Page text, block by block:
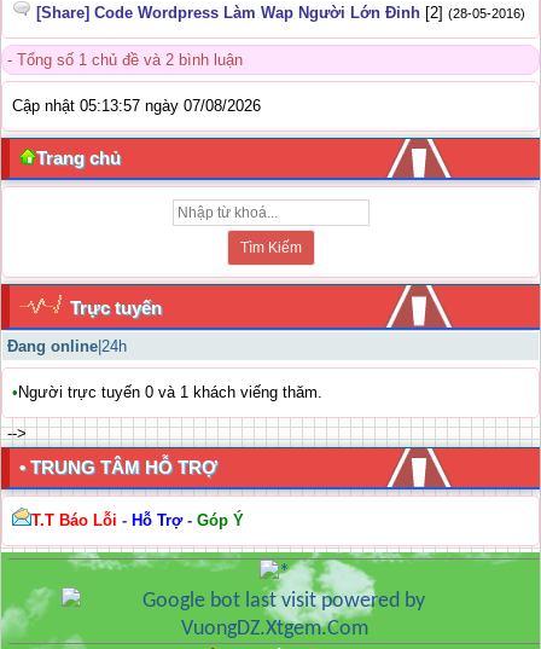
[Share] Code Wordpress Làm Wap Người Lớn Đỉnh [2] (28-05-2016)
- Tổng số 1 chủ đề và 2 bình luận
Cập nhật 05:13:57 ngày 07/08/2026
Trang chủ
Trực tuyến
Đang online 24h
• Người trực tuyến 0 và 1 khách viếng thăm.
-->
• TRUNG TÂM HỖ TRỢ
T.T Báo Lỗi - Hỗ Trợ- Góp Ý